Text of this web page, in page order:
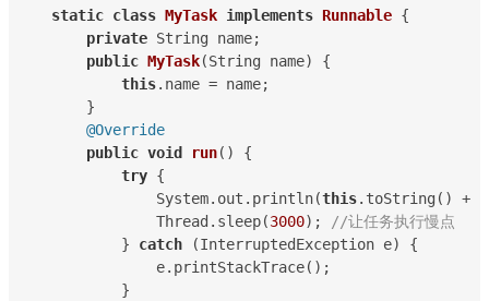
static class MyTask implements Runnable {
private String name;
public MyTask(String name) {
this.name = name;
        }
@Override
public void run() {
try {
                System.out.println(
this.toString() +
                Thread.sleep(
3000);
//让任务执行慢点
            }
catch (InterruptedException e) {
                e.printStackTrace();
            }